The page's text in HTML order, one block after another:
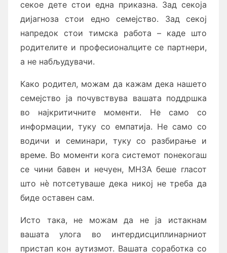
секое дете стои една приказна. Зад секоја
дијагноза стои едно семејство. Зад секој
напредок стои тимска работа – каде што
родителите и професионалците се партнери,
а не набљудувачи.
Како родител, можам да кажам дека нашето
семејство ја почувствува вашата поддршка
во најкритичните моменти. Не само со
информации, туку со емпатија. Не само со
водичи и семинари, туку со разбирање и
време. Во моменти кога системот понекогаш
се чини бавен и нечуен, МНЗА беше гласот
што нѐ потсетуваше дека никој не треба да
биде оставен сам.
Исто така, не можам да не ја истакнам
вашата улога во интердисциплинарниот
пристап кон аутизмот. Вашата соработка со